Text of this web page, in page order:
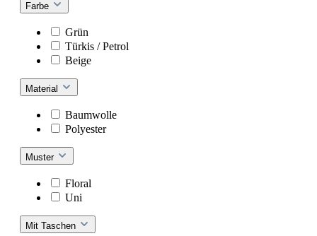
Farbe
Grün
Türkis / Petrol
Beige
Material
Baumwolle
Polyester
Muster
Floral
Uni
Mit Taschen